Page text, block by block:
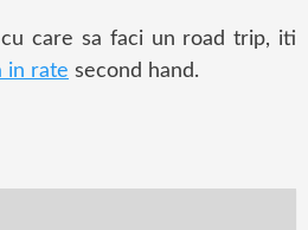
care sa faci un road trip, iti
in rate second hand.